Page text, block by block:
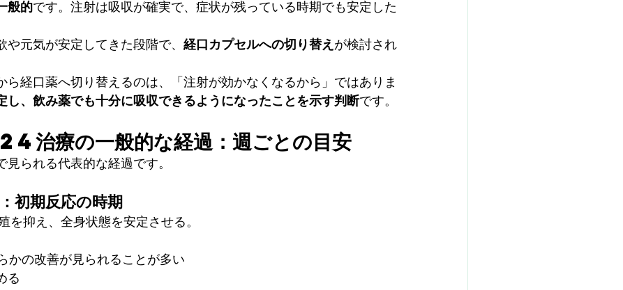
般的です。注射は吸収が確実で、症状が残っている時期でも安定した
元気が安定してきた段階で、 経口カプセルへの切り替え が検討され
ら経口薬へ切り替えるのは、「注射が効かなくなるから」ではありま
し、飲み薬でも十分に吸収できるようになったことを示す判断です。
療の一般的な経過：週ごとの目安
見られる代表的な経過です。
初期反応の時期
を抑え、全身状態を安定させる。
かの改善が見られることが多い
る